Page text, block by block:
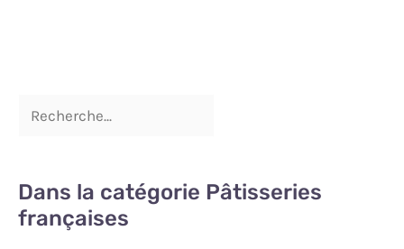
Dans la catégorie Pâtisseries
françaises